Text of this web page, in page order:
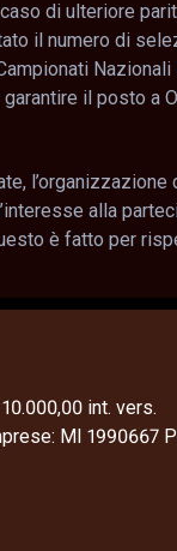
di ulteriore
il numero di
Nazionali
il posto a
alla
è fatto per
int. vers.
MI 1990667